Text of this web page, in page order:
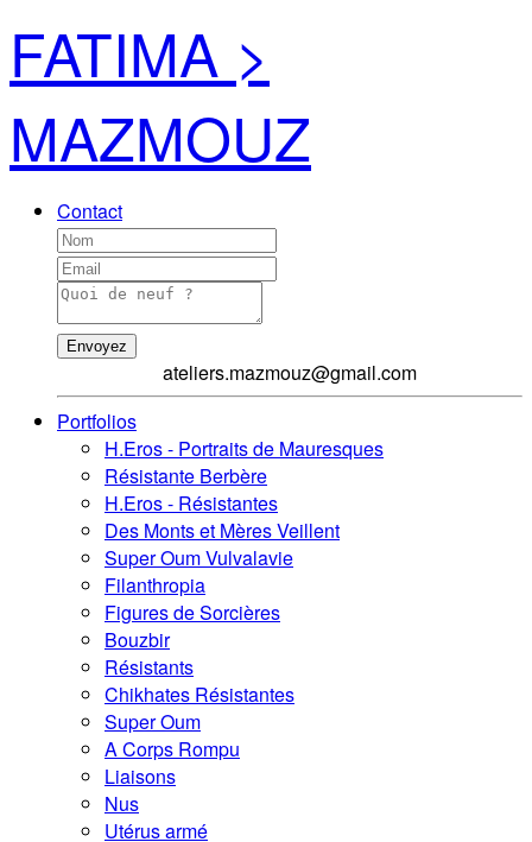
FATIMA >
MAZMOUZ
Contact
Envoyez
ateliers.mazmouz@gmail.com
Portfolios
H.Eros - Portraits de Mauresques
Résistante Berbère
H.Eros - Résistantes
Des Monts et Mères Veillent
Super Oum Vulvalavie
Filanthropia
Figures de Sorcières
Bouzbir
Résistants
Chikhates Résistantes
Super Oum
A Corps Rompu
Liaisons
Nus
Utérus armé